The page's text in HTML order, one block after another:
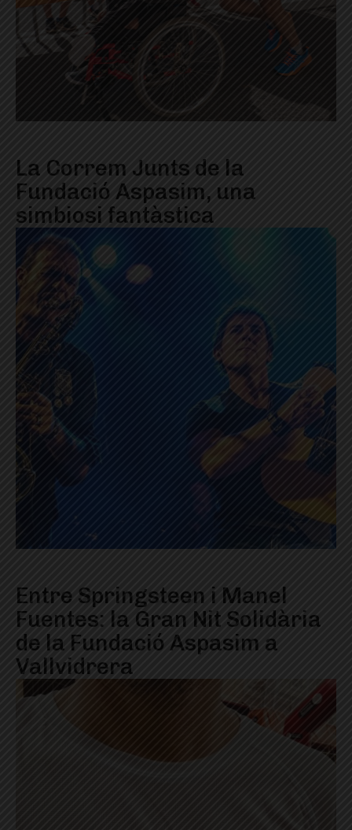
La Correm Junts de la
Fundació Aspasim, una
simbiosi fantàstica
Entre Springsteen i Manel
Fuentes: la Gran Nit Solidària
de la Fundació Aspasim a
Vallvidrera